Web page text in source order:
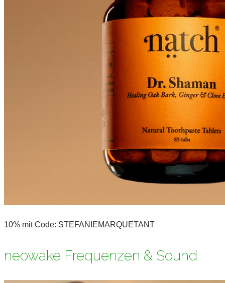
10% mit Code: STEFANIEMARQUETANT
neowake Frequenzen & Sound